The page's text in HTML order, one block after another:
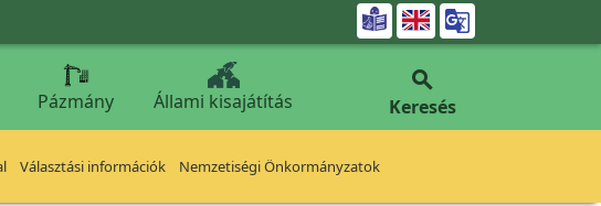

Pázmány Állami kisajátítás

Keresés
Választási információk Nemzetiségi Önkormányzatok